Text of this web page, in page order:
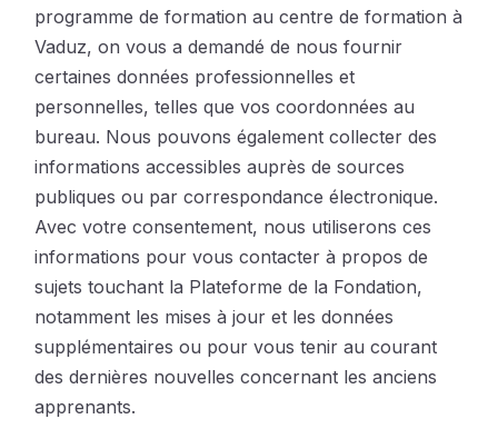
programme de formation au centre de formation à
Vaduz, on vous a demandé de nous fournir
certaines données professionnelles et
personnelles, telles que vos coordonnées au
bureau. Nous pouvons également collecter des
informations accessibles auprès de sources
publiques ou par correspondance électronique.
Avec votre consentement, nous utiliserons ces
informations pour vous contacter à propos de
sujets touchant la Plateforme de la Fondation,
notamment les mises à jour et les données
supplémentaires ou pour vous tenir au courant
des dernières nouvelles concernant les anciens
apprenants.